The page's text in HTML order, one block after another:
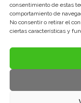
consentimiento de estas
comportamiento de
No consentir o retirar el
ciertas características y